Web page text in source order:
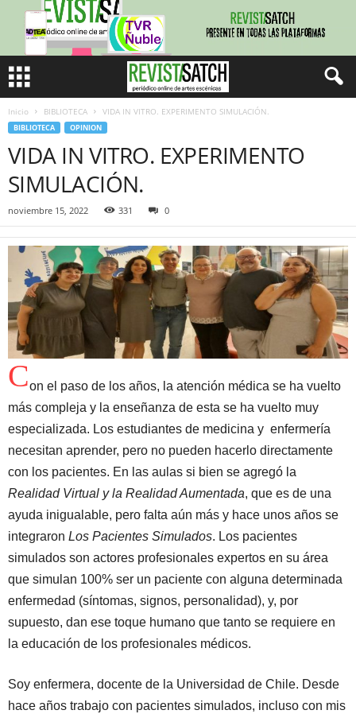
Inicio BIBLIOTECA VIDA IN VITRO. EXPERIMENTO SIMULACIÓN.
BIBLIOTECA OPINION
VIDA IN VITRO. EXPERIMENTO
SIMULACIÓN.
noviembre 15, 2022 331 0
Con el paso de los años, la atención médica se ha vuelto
más compleja y la enseñanza de esta se ha vuelto muy
especializada. Los estudiantes de medicina y enfermería
necesitan aprender, pero no pueden hacerlo directamente
con los pacientes. En las aulas si bien se agregó la
Realidad Virtual y la Realidad Aumentada, que es de una
ayuda inigualable, pero falta aún más y hace unos años se
integraron Los Pacientes Simulados. Los pacientes
simulados son actores profesionales expertos en su área
que simulan 100% ser un paciente con alguna determinada
enfermedad (síntomas, signos, personalidad), y, por
supuesto, dan ese toque humano que tanto se requiere en
la educación de los profesionales médicos.
Soy enfermera, docente de la Universidad de Chile. Desde
hace años trabajo con pacientes simulados, incluso con mis